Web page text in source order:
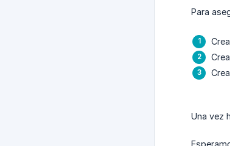
Para
Una vez